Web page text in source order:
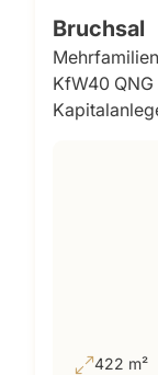
Bruchsal
KfW40
422 m²